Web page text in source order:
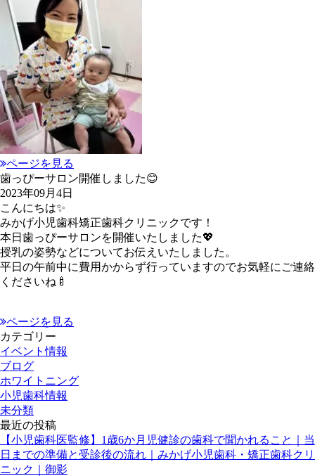
ページを見る
歯っぴーサロン開催しました😊
2023年09月4日
こんにちは✨
みかげ小児歯科矯正歯科クリニックです！
本日歯っぴーサロンを開催いたしました💖
授乳の姿勢などについてお伝えいたしました。
平日の午前中に費用かからず行っていますのでお気軽にご連絡
くださいね🍼
ページを見る
カテゴリー
イベント情報
ブログ
ホワイトニング
小児歯科情報
未分類
最近の投稿
【小児歯科医監修】1歳6か月児健診の歯科で聞かれること｜当
日までの準備と受診後の流れ｜みかげ小児歯科・矯正歯科クリ
ニック｜御影